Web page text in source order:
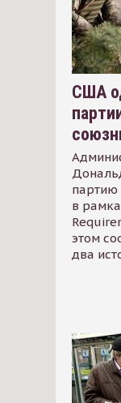
США
в
этом
два